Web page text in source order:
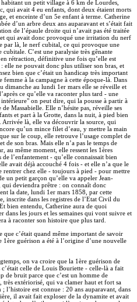
un petit village à 6 km de Lourdes,
qui avait 4 eu enfants, dont deux étaient morts
et enceinte d’un 5e enfant à terme. Catherine
d’un arbre deux ans auparavant et s’était fait
de l’épaule droite qui n’avait pas été traitée
et qui avait donc provoqué une irritation du nerf
par là, le nerf cubital, ce qui provoque une
cubitale. C’est une paralysie très gênante
rétraction, définitive une fois qu’elle est
: elle ne pouvait donc plus utiliser son bras, et
bien que c’était un handicap très important
femme à la campagne à cette époque-là. Dans
dimanche au lundi 1er mars elle se réveille et
ce qu’elle va raconter plus tard - une
on peut dire, qui la pousse à partir à
de Massabielle. Elle n’hésite pas, réveille ses
et part à la Grotte, dans la nuit, à pied bien
Arrivée là, elle va découvrir la source, qui
qu’un mince filet d’eau, y mettre la main
sur le coup, elle retrouve l’usage complet de
de son bras. Mais elle n’a pas le temps de
au même moment, elle ressent les 1ères
de l’enfantement - qu’elle connaissait bien
avait déjà accouché 4 fois - et elle n’a que le
rentrer chez elle - toujours à pied - pour mettre
un petit garçon qu’elle va appeler Jean-
qui deviendra prêtre : on connaît donc
la date, lundi 1er mars 1858, par cette
inscrite dans les registres de l’Etat Civil du
bien entendu, Catherine aura de quoi
dans les jours et les semaines qui vont suivre et
à raconter son histoire que plus tard.
que c’était quand même important de savoir
1ère guérison a été à l’origine d’une nouvelle
on va croire que la 1ère guérison de
c’était celle de Louis Bouriette - celle-là a fait
de bruit parce que c’est un homme de
très extériorisé, qui va clamer haut et fort sa
; l’histoire est connue : 20 ans auparavant, dans
il avait fait exploser de la dynamite et avait